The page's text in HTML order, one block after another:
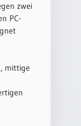
zwei
PC-
mittige